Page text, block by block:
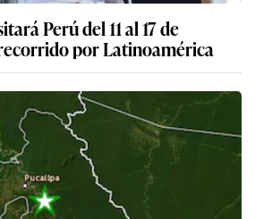
Perú del 11 al 17 de
por Latinoamérica